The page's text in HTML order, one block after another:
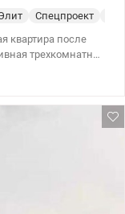
Спецпроект
квартира после
трехкомнатная
полностью
премиальных
– квартира
просторная
2
квартира
автономность